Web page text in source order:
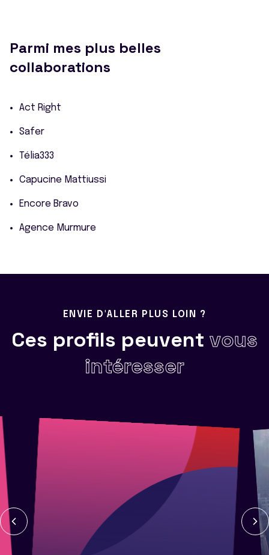
Parmi mes plus belles
collaborations
Act Right
Safer
Télia333
Capucine Mattiussi
Encore Bravo
Agence Murmure
ENVIE D'ALLER PLUS LOIN ?
Ces profils peuvent vous
intéresser